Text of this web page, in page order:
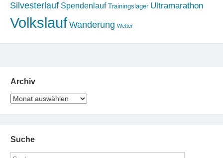
Silvesterlauf Spendenlauf Trainingslager Ultramarathon
Volkslauf Wanderung Wetter
Archiv
Archiv
Suche